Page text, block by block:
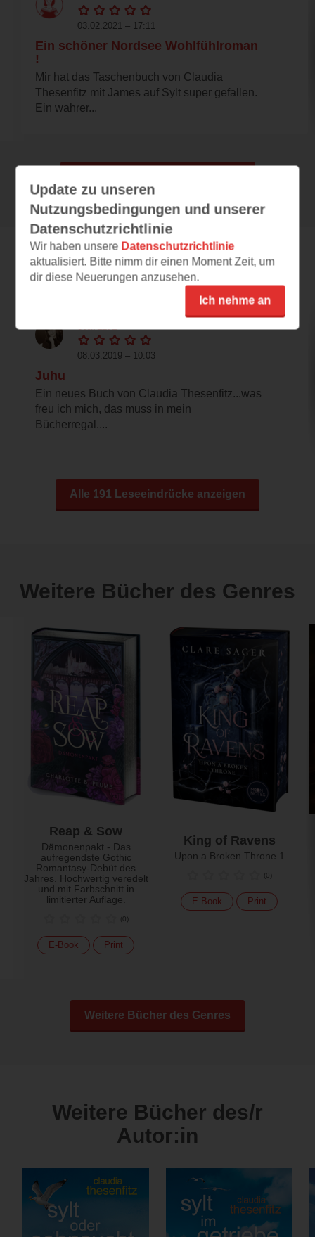
03.02.2021 – 17:11
Ein schöner Nordsee Wohlfühlroman
!
Mir hat das Taschenbuch von Claudia
Thesenfitz mit James auf Sylt super gefallen.
Ein wahrer...
Leseeindrücke
08.03.2019 – 10:03
Juhu
Ein neues Buch von Claudia Thesenfitz...was
freu ich mich, das muss in mein
Bücherregal....
Alle 191 Leseeindrücke anzeigen
Weitere Bücher des Genres
Reap & Sow
Dämonenpakt - Das
aufregendste Gothic
Romantasy-Debüt des
Jahres. Hochwertig veredelt
und mit Farbschnitt in
limitierter Auflage.
(0)
E-Book Print
King of Ravens
Upon a Broken Throne 1
(0)
E-Book Print
Weitere Bücher des Genres
Weitere Bücher des/r
Autor:in
Update zu unseren
Nutzungsbedingungen und unserer
Datenschutzrichtlinie
Wir haben unsere Datenschutzrichtlinie
aktualisiert. Bitte nimm dir einen Moment Zeit, um
dir diese Neuerungen anzusehen.
Ich nehme an